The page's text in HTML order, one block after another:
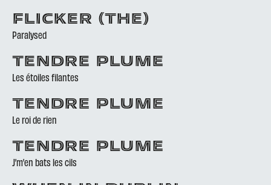
FLICKER (THE)
Paralysed
TENDRE PLUME
Les étoiles filantes
TENDRE PLUME
Le roi de rien
TENDRE PLUME
J’m’en bats les cils